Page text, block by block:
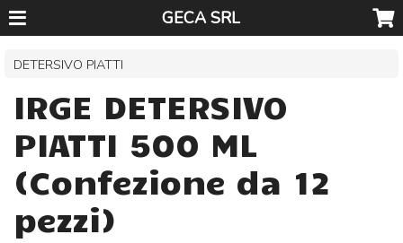
GECA SRL
DETERSIVO PIATTI
IRGE DETERSIVO
PIATTI 500 ML
(Confezione da 12
pezzi)